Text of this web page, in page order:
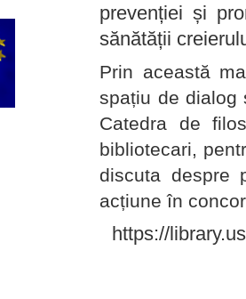
prevenției și
sănătății
Prin această
spațiu de dialog
Catedra de
bibliotecari,
discuta despre
acțiune în
https://